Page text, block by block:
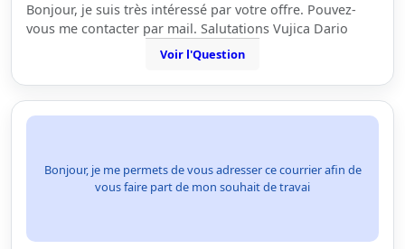
Bonjour, je suis très intéressé par votre offre. Pouvez-
vous me contacter par mail. Salutations Vujica Dario
Voir l'Question
Bonjour, je me permets de vous adresser ce courrier afin de
vous faire part de mon souhait de travai